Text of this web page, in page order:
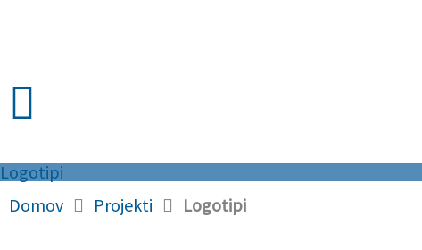
Logotipi
Domov
Projekti Logotipi